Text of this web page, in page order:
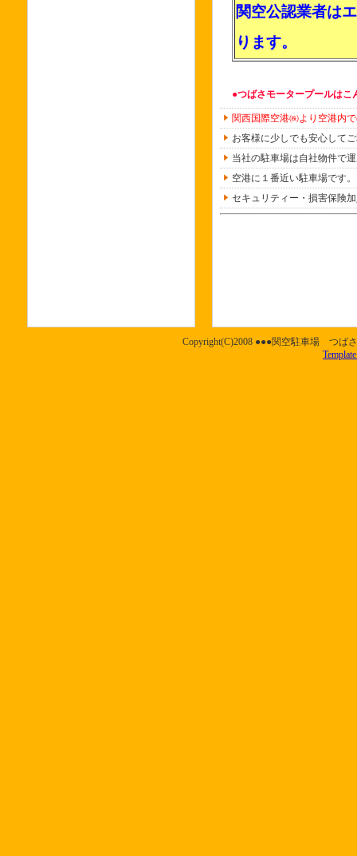
関空公認業者は
ります。
●つばさモータープールはこ
関西国際空港㈱より空港内
お客様に少しでも安心して
当社の駐車場は自社物件で
空港に１番近い駐車場です
セキュリティー・損害保険
Copyright(C)2008 ●●●関空駐車場 つば